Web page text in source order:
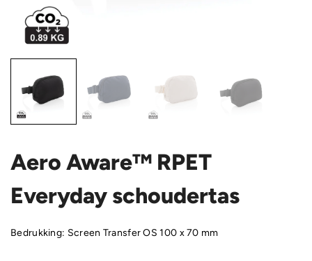
Aero Aware™ RPET
Everyday schoudertas
Bedrukking: Screen Transfer OS 100 x 70 mm